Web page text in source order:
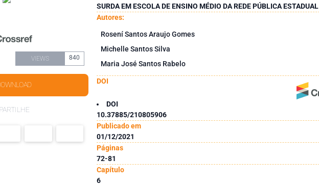
VIEWS 840
SURDA EM ESCOLA DE ENSINO MÉDIO DA REDE PÚBLICA ESTADUAL
Autores:
Rosení Santos Araujo Gomes
Michelle Santos Silva
Maria José Santos Rabelo
DOI
DOI
10.37885/210805906
Publicado em
01/12/2021
Páginas
72-81
Capítulo
6